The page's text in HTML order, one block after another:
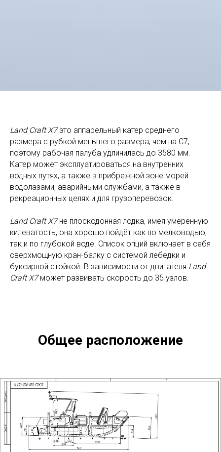
Land Craft X7это аппарельный катер среднего
размера с рубкой меньшего размера, чем на С7,
поэтому рабочая палуба удлинилась до 3580 мм.
Катер может эксплуатироваться на внутренних
водных путях, а также в прибрежной зоне морей
водолазами, аварийными службами, а также в
рекреационных целях и для грузоперевозок.
Land Craft X7не плоскодонная лодка, имея умеренную
килеватость, она хорошо пойдёт как по мелководью,
так и по глубокой воде. Список опций включает в себя
сверхмощную кран-балку с системой лебедки и
буксирной стойкой. В зависимости от двигателя Land
Craft X7может развивать скорость до 35 узлов.
Общее расположение